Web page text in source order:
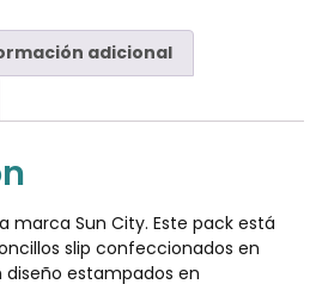
adicional
marca Sun City. Este pack está
slip confeccionados en
estampados en